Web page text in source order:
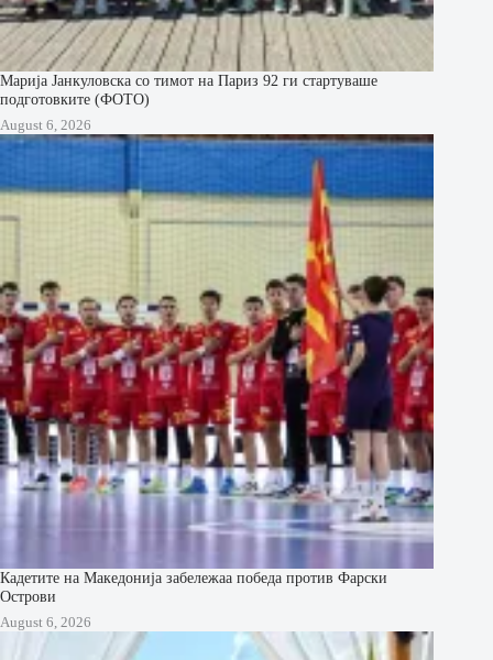
Марија Јанкуловска со тимот на Париз 92 ги стартуваше
подготовките (ФОТО)
August 6, 2026
Кадетите на Македонија забележаа победа против Фарски
Острови
August 6, 2026